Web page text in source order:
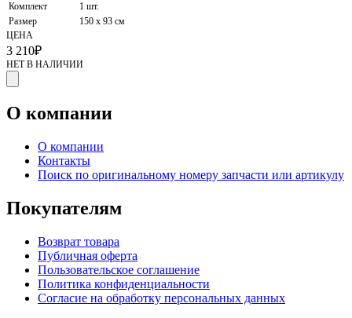
Комплект
1 шт.
Размер
150 х 93 см
ЦЕНА
3 210₽
НЕТ В НАЛИЧИИ
О компании
О компании
Контакты
Поиск по оригинальному номеру запчасти или артикулу
Покупателям
Возврат товара
Публичная оферта
Пользовательское соглашение
Политика конфиденциальности
Согласие на обработку персональных данных